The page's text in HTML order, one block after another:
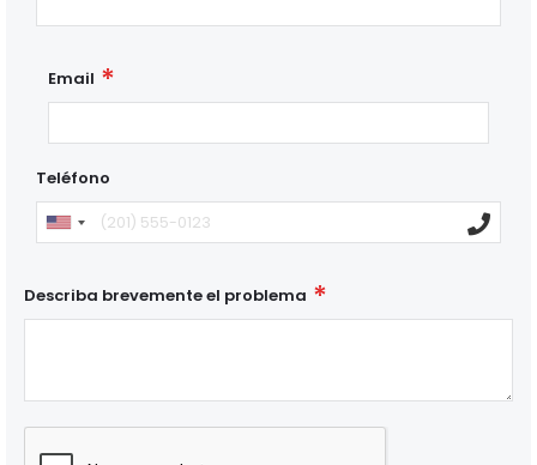
Email
Teléfono
Describa brevemente el problema